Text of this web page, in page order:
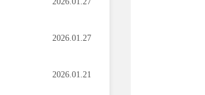
2026.01.27
2026.01.21